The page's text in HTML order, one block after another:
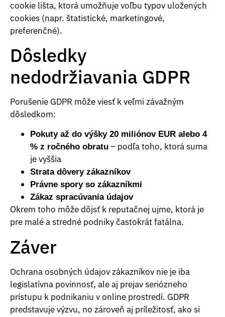
cookie lišta, ktorá umožňuje voľbu typov uložených
cookies (napr. štatistické, marketingové,
preferenčné).
Dôsledky
nedodržiavania GDPR
Porušenie GDPR môže viesť k veľmi závažným
dôsledkom:
Pokuty až do výšky 20 miliónov EUR alebo 4
% z ročného obratu – podľa toho, ktorá suma
je vyššia
Strata dôvery zákazníkov
Právne spory so zákazníkmi
Zákaz spracúvania údajov
Okrem toho môže dôjsť k reputačnej ujme, ktorá je
pre malé a stredné podniky častokrát fatálna.
Záver
Ochrana osobných údajov zákazníkov nie je iba
legislatívna povinnosť, ale aj prejav seriózneho
prístupu k podnikaniu v online prostredí. GDPR
predstavuje výzvu, no zároveň aj príležitosť, ako si